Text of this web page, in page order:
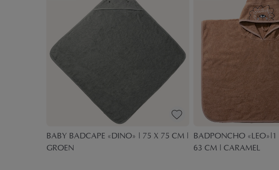
BABY BADCAPE «DINO» | 75 X 75 CM |
GROEN
BADPONCHO «LEO»|1
63 CM | CARAMEL